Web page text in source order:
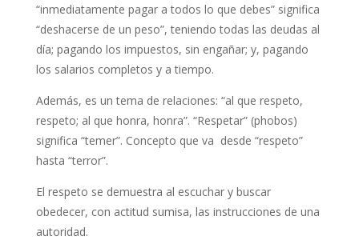
“inmediatamente pagar a todos lo que debes” significa
“deshacerse de un peso”, teniendo todas las deudas al
día; pagando los impuestos, sin engañar; y, pagando
los salarios completos y a tiempo.
Además, es un tema de relaciones: “al que respeto,
respeto; al que honra, honra”. “Respetar” (phobos)
significa “temer”. Concepto que va desde “respeto”
hasta “terror”.
El respeto se demuestra al escuchar y buscar
obedecer, con actitud sumisa, las instrucciones de una
autoridad.